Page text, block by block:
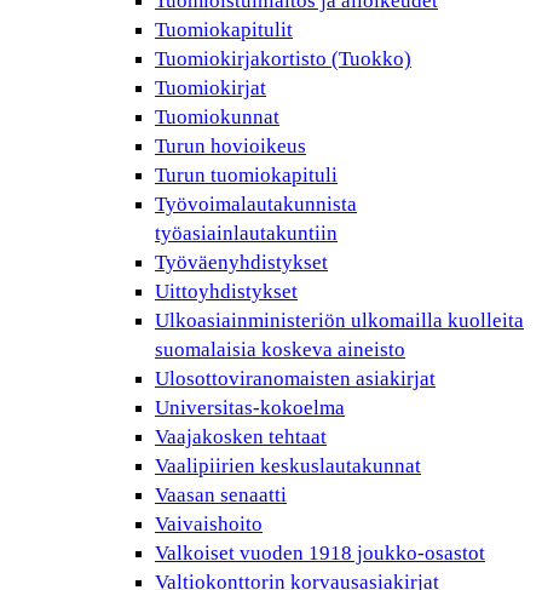
Tuomiokapitulit
Tuomiokirjakortisto (Tuokko)
Tuomiokirjat
Tuomiokunnat
Turun hovioikeus
Turun tuomiokapituli
Työvoimalautakunnista
työasiainlautakuntiin
Työväenyhdistykset
Uittoyhdistykset
Ulkoasiainministeriön ulkomailla kuolleita
suomalaisia koskeva aineisto
Ulosottoviranomaisten asiakirjat
Universitas-kokoelma
Vaajakosken tehtaat
Vaalipiirien keskuslautakunnat
Vaasan senaatti
Vaivaishoito
Valkoiset vuoden 1918 joukko-osastot
Valtiokonttorin korvausasiakirjat